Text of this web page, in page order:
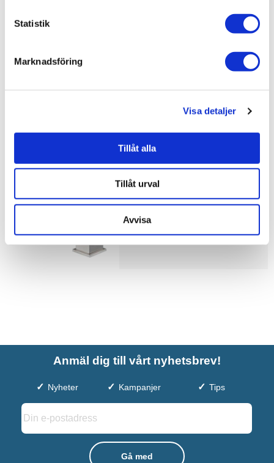
Statistik
Marknadsföring
Visa detaljer
Tillåt alla
Tillåt urval
Avvisa
Bad & kök / Badrum /
Varumärken / INR /
Liknande produkter
NGL Tvättställsblandare Roxen
3.180 kr
Anmäl dig till vårt nyhetsbrev!
Nyheter Kampanjer Tips